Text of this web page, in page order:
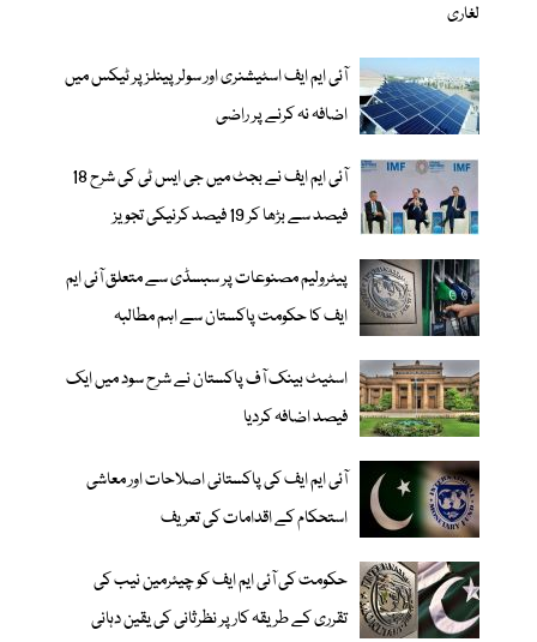
لغاری
آئی ایم ایف اسٹیشنری اور سولر پینلز پر ٹیکس میں
اضافہ نہ کرنے پر راضی
آئی ایم ایف نے بجٹ میں جی ایس ٹی کی شرح 18
فیصد سے بڑھا کر 19 فیصد کرنیکی تجویز
پیٹرولیم مصنوعات پر سبسڈی سے متعلق آئی ایم
ایف کا حکومت پاکستان سے اہم مطالبہ
اسٹیٹ بینک آف پاکستان نے شرح سود میں ایک
فیصد اضافہ کردیا
آئی ایم ایف کی پاکستانی اصلاحات اور معاشی
استحکام کے اقدامات کی تعریف
حکومت کی آئی ایم ایف کو چیئرمین نیب کی
تقرری کے طریقہ کار پر نظرثانی کی یقین دہانی